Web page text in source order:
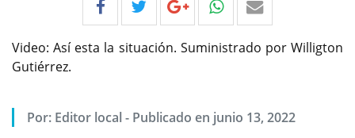
Video: Así esta la situación. Suministrado por Willigton
Gutiérrez.
Por: Editor local - Publicado en junio 13, 2022